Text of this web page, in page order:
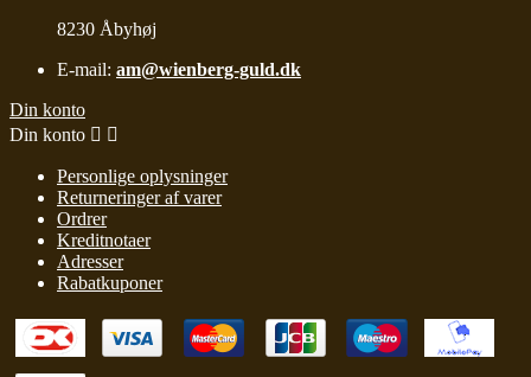
8230 Åbyhøj
E-mail: am@wienberg-guld.dk
Din konto
Din konto  
Personlige oplysninger
Returneringer af varer
Ordrer
Kreditnotaer
Adresser
Rabatkuponer